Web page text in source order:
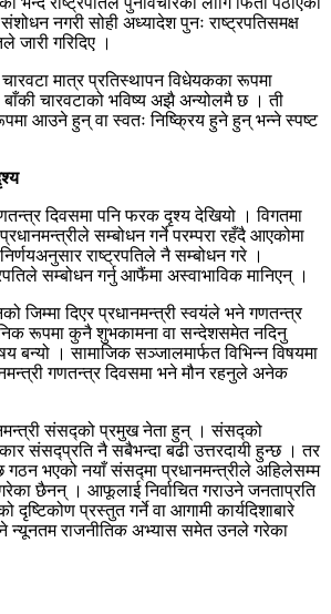
नगरी सोही अध्यादेश पुनः राष्ट्रपतिसमक्ष
जारी गरिदिए ।
मात्र प्रतिस्थापन विधेयकका रूपमा
चारवटाको भविष्य अझै अन्योलमै छ । ती
आउने हुन् वा स्वतः निष्क्रिय हुने हुन् भन्ने स्पष्ट
दिवसमा पनि फरक दृश्य देखियो । विगतमा
सम्बोधन गर्ने परम्परा रहँदै आएकोमा
राष्ट्रपतिले नै सम्बोधन गरे ।
सम्बोधन गर्नु आफैंमा अस्वाभाविक मानिएन् ।
जिम्मा दिएर प्रधानमन्त्री स्वयंले भने गणतन्त्र
रूपमा कुनै शुभकामना वा सन्देशसमेत नदिनु
बन्यो । सामाजिक सञ्जालमार्फत विभिन्न विषयमा
गणतन्त्र दिवसमा भने मौन रहनुले अनेक
संसद्को प्रमुख नेता हुन् । संसद्को
संसद्प्रति नै सबैभन्दा बढी उत्तरदायी हुन्छ । तर
गठन भएको नयाँ संसद्मा प्रधानमन्त्रीले अहिलेसम्म
छैनन् । आफूलाई निर्वाचित गराउने जनताप्रति
दृष्टिकोण प्रस्तुत गर्ने वा आगामी कार्यदिशाबारे
न्यूनतम राजनीतिक अभ्यास समेत उनले गरेका